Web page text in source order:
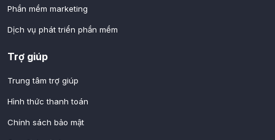
Phần mềm marketing
Dịch vụ phát triển phần mềm
Trợ giúp
Trung tâm trợ giúp
Hình thức thanh toán
Chính sách bảo mật